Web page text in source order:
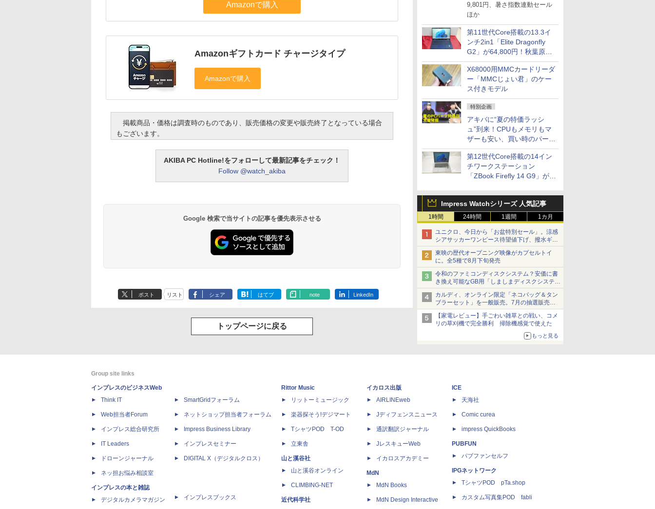
9,801円、暑さ指数連動セール
ほか
第11世代Core搭載の13.3イ
ンチ2in1「Elite Dragonfly
G2」が64,800円！秋葉原で
中古PCセール
X68000用MMCカードリーダ
ー「MMCじょい君」のケー
ス付きモデル
特別企画
アキバに“夏の特価ラッシ
ュ”到来！CPUもメモリもマ
ザーも安い、買い時のパーツ
は？【8月7日(金)22時配信】
第12世代Core搭載の14イン
チワークステーション
「ZBook Firefly 14 G9」が
セール
Impress Watchシリーズ 人気記事
1時間 24時間 1週間 1カ月
ユニクロ、今日から「お盆特別セール」。涼感
シアサッカーワンピース待望値下げ、撥水ギア
ショーツは1990円に
東映の歴代オープニング映像がカプセルトイ
に。全5種で8月下旬発売
令和のファミコンディスクシステム？安価に書
き換え可能なGB用「しましまディスクシステ
ム」
カルディ、オンライン限定「ネコバッグ＆タン
ブラーセット」を一般販売。7月の抽選販売の
当選無効分
【家電レビュー】手ごわい雑草との戦い、コメ
リの草刈機で完全勝利 掃除機感覚で使えた
もっと見る
Amazonで購入
Amazonギフトカード チャージタイプ
掲載商品・価格は調査時のものであり、販売価格の変更や販売終了となっている場合
もございます。
AKIBA PC Hotline!をフォローして最新記事をチェック！
Follow @watch_akiba
Google 検索で当サイトの記事を優先表示させる
ポスト リスト シェア はてブ note LinkedIn
トップページに戻る
Group site links
インプレスのビジネスWeb
Think IT
Web担当者Forum
インプレス総合研究所
IT Leaders
ドローンジャーナル
ネッ担お悩み相談室
インプレスの本と雑誌
デジタルカメラマガジン
SmartGridフォーラム
ネットショップ担当者フォーラム
Impress Business Library
インプレスセミナー
DIGITAL X（デジタルクロス）
インプレスブックス
Rittor Music
リットーミュージック
楽器探そう!デジマート
TシャツPOD T-OD
立東舎
山と溪谷社
山と溪谷オンライン
CLIMBING-NET
近代科学社
イカロス出版
AIRLINEweb
Jディフェンスニュース
通訳翻訳ジャーナル
JレスキューWeb
イカロスアカデミー
MdN
MdN Books
MdN Design Interactive
ICE
天海社
Comic curea
impress QuickBooks
PUBFUN
パブファンセルフ
IPGネットワーク
TシャツPOD pTa.shop
カスタム写真集POD fabli